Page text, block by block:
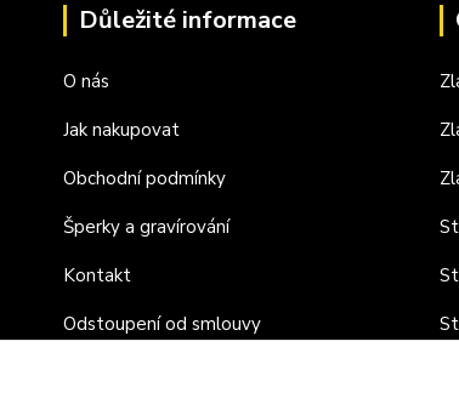
Důležité informace
O nás
Jak nakupovat
Obchodní podmínky
Šperky a gravírování
Kontakt
Odstoupení od smlouvy